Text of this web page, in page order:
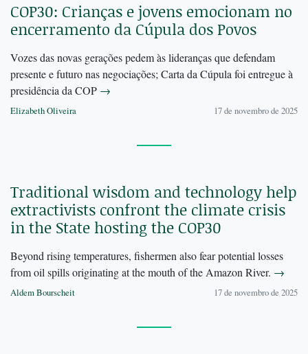
COP30: Crianças e jovens emocionam no
encerramento da Cúpula dos Povos
Vozes das novas gerações pedem às lideranças que defendam
presente e futuro nas negociações; Carta da Cúpula foi entregue à
presidência da COP →
Elizabeth Oliveira 17 de novembro de 2025
Traditional wisdom and technology help
extractivists confront the climate crisis
in the State hosting the COP30
Beyond rising temperatures, fishermen also fear potential losses
from oil spills originating at the mouth of the Amazon River. →
Aldem Bourscheit 17 de novembro de 2025